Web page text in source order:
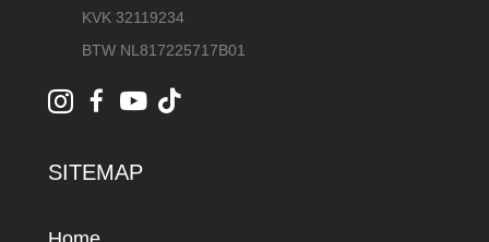
KVK 32119234
BTW NL817225717B01
SITEMAP